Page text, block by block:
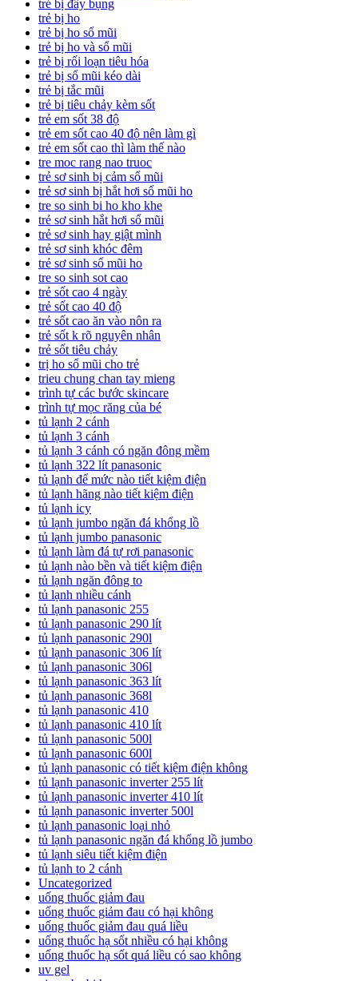
trẻ bị đầy bụng
trẻ bị ho
trẻ bị ho sổ mũi
trẻ bị ho và sổ mũi
trẻ bị rối loạn tiêu hóa
trẻ bị sổ mũi kéo dài
trẻ bị tắc mũi
trẻ bị tiêu chảy kèm sốt
trẻ em sốt 38 độ
trẻ em sốt cao 40 độ nên làm gì
trẻ em sốt cao thì làm thế nào
tre moc rang nao truoc
trẻ sơ sinh bị cảm sổ mũi
trẻ sơ sinh bị hắt hơi sổ mũi ho
tre so sinh bi ho kho khe
trẻ sơ sinh hắt hơi sổ mũi
trẻ sơ sinh hay giật mình
trẻ sơ sinh khóc đêm
trẻ sơ sinh sổ mũi ho
tre so sinh sot cao
trẻ sốt cao 4 ngày
trẻ sốt cao 40 độ
trẻ sốt cao ăn vào nôn ra
trẻ sốt k rõ nguyên nhân
trẻ sốt tiêu chảy
trị ho sổ mũi cho trẻ
trieu chung chan tay mieng
trình tự các bước skincare
trình tự mọc răng của bé
tủ lạnh 2 cánh
tủ lạnh 3 cánh
tủ lạnh 3 cánh có ngăn đông mềm
tủ lạnh 322 lít panasonic
tủ lạnh để mức nào tiết kiệm điện
tủ lạnh hãng nào tiết kiệm điện
tủ lạnh icy
tủ lạnh jumbo ngăn đá khổng lồ
tủ lạnh jumbo panasonic
tủ lạnh làm đá tự rơi panasonic
tủ lạnh nào bền và tiết kiệm điện
tủ lạnh ngăn đông to
tủ lạnh nhiều cánh
tủ lạnh panasonic 255
tủ lạnh panasonic 290 lít
tủ lạnh panasonic 290l
tủ lạnh panasonic 306 lít
tủ lạnh panasonic 306l
tủ lạnh panasonic 363 lít
tủ lạnh panasonic 368l
tủ lạnh panasonic 410
tủ lạnh panasonic 410 lít
tủ lạnh panasonic 500l
tủ lạnh panasonic 600l
tủ lạnh panasonic có tiết kiệm điện không
tủ lạnh panasonic inverter 255 lít
tủ lạnh panasonic inverter 410 lít
tủ lạnh panasonic inverter 500l
tủ lạnh panasonic loại nhỏ
tủ lạnh panasonic ngăn đá khổng lồ jumbo
tủ lạnh siêu tiết kiệm điện
tủ lạnh to 2 cánh
Uncategorized
uống thuốc giảm đau
uống thuốc giảm đau có hại không
uống thuốc giảm đau quá liều
uống thuốc hạ sốt nhiều có hại không
uống thuốc hạ sốt quá liều có sao không
uv gel